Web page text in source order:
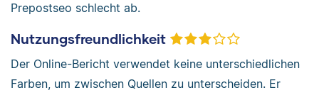
Prepostseo schlecht ab.
Nutzungsfreundlichkeit
Der Online-Bericht verwendet keine unterschiedlichen
Farben, um zwischen Quellen zu unterscheiden. Er